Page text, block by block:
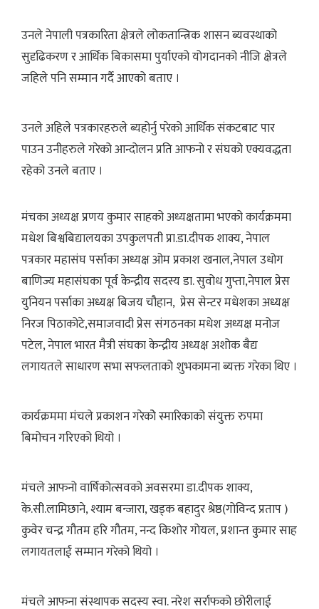
उनले नेपाली पत्रकारिता क्षेत्रले लोकतान्त्रिक शासन ब्यवस्थाको
सुदृढिकरण र आर्थिक बिकासमा पुर्याएको योगदानको नीजि क्षेत्रले
जहिले पनि सम्मान गर्दै आएको बताए ।
उनले अहिले पत्रकारहरुले ब्यहोर्नु परेको आर्थिक संकटबाट पार
पाउन उनीहरुले गरेको आन्दोलन प्रति आफनो र संघको एक्यवद्धता
रहेको उनले बताए ।
मंचका अध्यक्ष प्रणय कुमार साहको अध्यक्षतामा भएको कार्यक्रममा
मधेश बिश्वबिद्यालयका उपकुलपती प्रा.डा.दीपक शाक्य, नेपाल
पत्रकार महासंघ पर्साका अध्यक्ष ओम प्रकाश खनाल,नेपाल उधोग
बाणिज्य महासंघका पूर्व केन्द्रीय सदस्य डा. सुवोध गुप्ता,नेपाल प्रेस
युनियन पर्साका अध्यक्ष बिजय चौहान, प्रेस सेन्टर मधेशका अध्यक्ष
निरज पिठाकोटे,समाजवादी प्रेस संगठनका मधेश अध्यक्ष मनोज
पटेल, नेपाल भारत मैत्री संघका केन्द्रीय अध्यक्ष अशोक बैद्य
लगायतले साधारण सभा सफलताको शुभकामना ब्यक्त गरेका थिए ।
कार्यक्रममा मंचले प्रकाशन गरेकोे स्मारिकाको संयुक्त रुपमा
बिमोचन गरिएको थियो ।
मंचले आफनो वार्षिकोत्सवको अवसरमा डा.दीपक शाक्य,
के.सी.लामिछाने, श्याम बन्जारा, खड्क बहादुर श्रेष्ठ(गोविन्द प्रताप )
कुवेर चन्द्र गौतम हरि गौतम, नन्द किशोर गोयल, प्रशान्त कुमार साह
लगायतलाई सम्मान गरेको थियो ।
मंचले आफना संस्थापक सदस्य स्वा. नरेश सर्राफको छोरीलाई